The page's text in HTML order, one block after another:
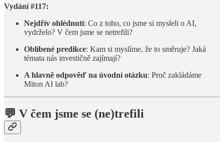
Vydání #117:
Nejdřív ohlédnutí: Co z toho, co jsme si mysleli o AI,
vydrželo? V čem jsme se netrefili?
Oblíbené predikce: Kam si myslíme, že to směruje? Jaká
témata nás investičně zajímají?
A hlavně odpověď na úvodní otázku: Proč zakládáme
Miton AI lab?
💬 V čem jsme se (ne)trefili